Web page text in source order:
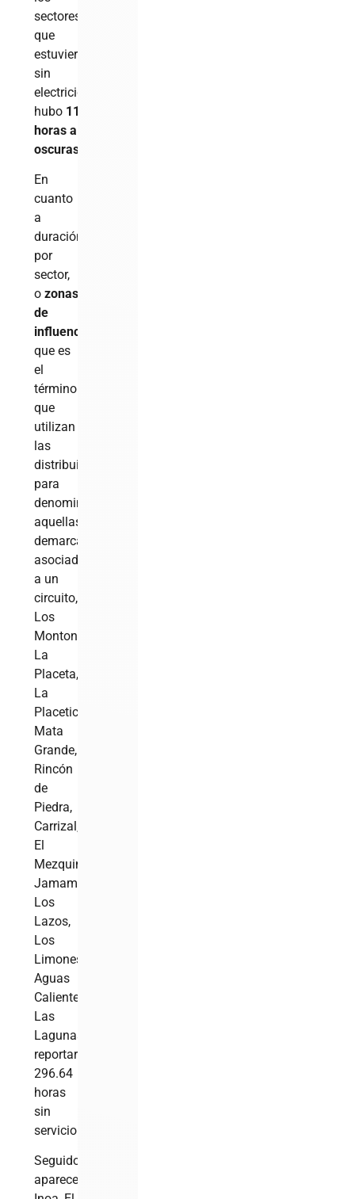
sectores
que
estuvieron
sin
electricidad,
hubo 11,653.33
horas a
oscuras
En
cuanto
a
duración
por
sector,
ozonas
de
influencia
que es
el
término
que
utilizan
las
distribuidoras
para
denominar
aquellas
demarcaciones
asociadas
a un
circuito,
Los
Montones,
La
Placeta,
La
Placetica,
Mata
Grande,
Rincón
de
Piedra,
Carrizal,
El
Mezquino,
Jamamú,
Los
Lazos,
Los
Limones,
Aguas
Caliente,
Las
Lagunas
reportaron
296.64
horas
sin
servicio.
Seguido
aparece